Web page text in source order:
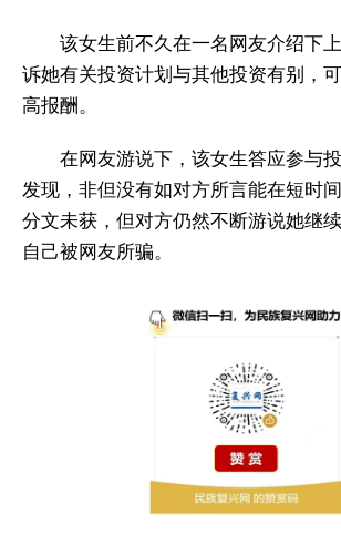
该女生前不久在一名网友介绍下
诉她有关投资计划与其他投资有别，
高报酬。
在网友游说下，该女生答应参与
发现，非但没有如对方所言能在短时
分文未获，但对方仍然不断游说她继
自己被网友所骗。